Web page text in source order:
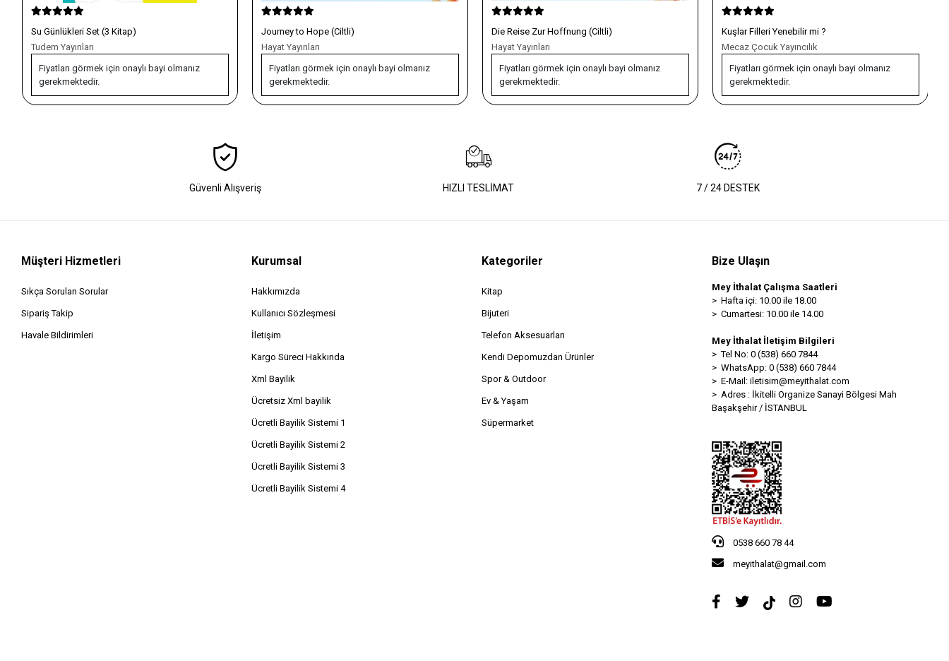
Su Günlükleri Set (3 Kitap)
Tudem Yayınları
Fiyatları görmek için onaylı bayi olmanız
gerekmektedir.
Journey to Hope (Ciltli)
Hayat Yayınları
Fiyatları görmek için onaylı bayi olmanız
gerekmektedir.
Die Reise Zur Hoffnung (Ciltli)
Hayat Yayınları
Fiyatları görmek için onaylı bayi olmanız
gerekmektedir.
Kuşlar Filleri Yenebilir mi ?
Mecaz Çocuk Yayıncılık
Fiyatları görmek için onaylı bayi olmanız
gerekmektedir.
Güvenli Alışveriş HIZLI TESLİMAT 7 / 24 DESTEK
Müşteri Hizmetleri
Sıkça Sorulan Sorular
Sipariş Takip
Havale Bildirimleri
Kurumsal
Hakkımızda
Kullanıcı Sözleşmesi
İletişim
Kargo Süreci Hakkında
Xml Bayilik
Ücretsiz Xml bayilik
Ücretli Bayilik Sistemi 1
Ücretli Bayilik Sistemi 2
Ücretli Bayilik Sistemi 3
Ücretli Bayilik Sistemi 4
Kategoriler
Kitap
Bijuteri
Telefon Aksesuarları
Kendi Depomuzdan Ürünler
Spor & Outdoor
Ev & Yaşam
Süpermarket
Bize Ulaşın
Mey İthalat Çalışma Saatleri
> Hafta içi: 10.00 ile 18.00
> Cumartesi: 10.00 ile 14.00
Mey İthalat İletişim Bilgileri
> Tel No: 0 (538) 660 7844
> WhatsApp: 0 (538) 660 7844
> E-Mail: iletisim@meyithalat.com
> Adres : İkitelli Organize Sanayi Bölgesi Mah
Başakşehir / İSTANBUL
0538 660 78 44
meyithalat@gmail.com